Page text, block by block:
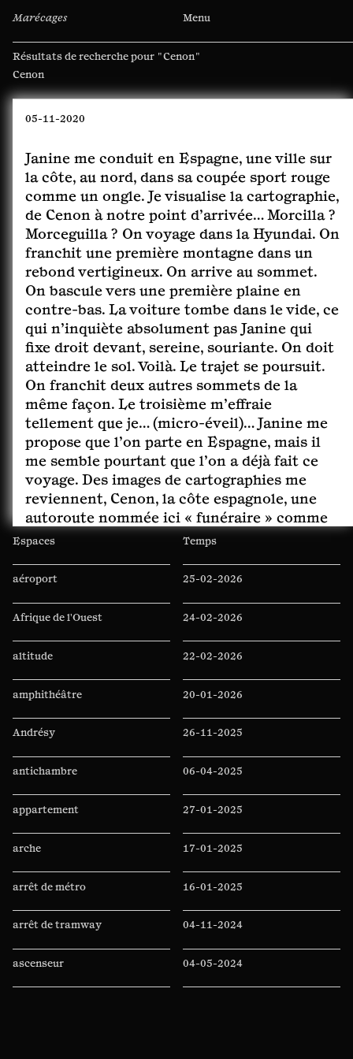
Marécages Menu
Résultats de recherche pour "Cenon"
Rechercher :
05-11-2020
Janine me conduit en Espagne, une ville sur
la côte, au nord, dans sa coupée sport rouge
comme un ongle. Je visualise la cartographie,
de Cenon à notre point d’arrivée… Morcilla ?
Morceguilla ? On voyage dans la Hyundai. On
franchit une première montagne dans un
rebond vertigineux. On arrive au sommet.
On bascule vers une première plaine en
contre-bas. La voiture tombe dans le vide, ce
qui n’inquiète absolument pas Janine qui
fixe droit devant, sereine, souriante. On doit
atteindre le sol. Voilà. Le trajet se poursuit.
On franchit deux autres sommets de la
même façon. Le troisième m’effraie
tellement que je… (micro-éveil)… Janine me
propose que l’on parte en Espagne, mais il
me semble pourtant que l’on a déjà fait ce
voyage. Des images de cartographies me
reviennent, Cenon, la côte espagnole, une
autoroute nommée ici « funéraire » comme
un funiculaire funèbre. J’ai un mauvais
possible cascade fatale, un crash dans la
oui. Mais, n’y allons pas.
Espaces Temps
aéroport
Afrique de l'Ouest
altitude
amphithéâtre
Andrésy
antichambre
appartement
arche
arrêt de métro
arrêt de tramway
ascenseur
25-02-2026
24-02-2026
22-02-2026
20-01-2026
26-11-2025
06-04-2025
27-01-2025
17-01-2025
16-01-2025
04-11-2024
04-05-2024